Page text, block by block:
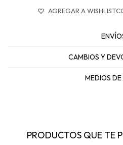
CAMBIOS Y
MEDIOS DE
PRODUCTOS QUE TE